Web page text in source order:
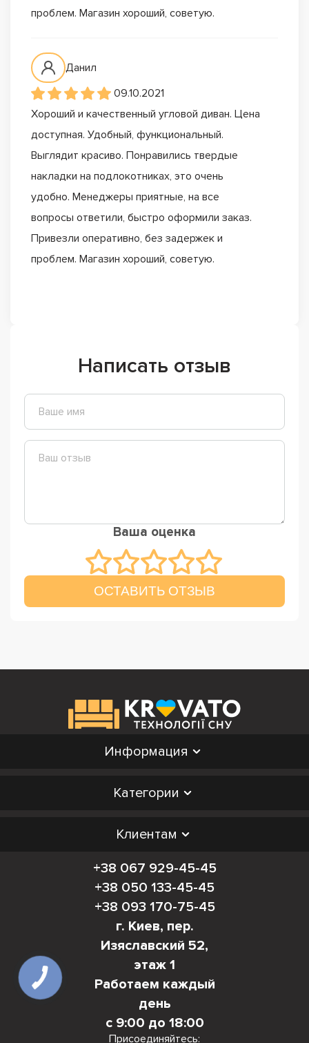
проблем. Магазин хороший, советую.
Данил
09.10.2021
Хороший и качественный угловой диван. Цена
доступная. Удобный, функциональный.
Выглядит красиво. Понравились твердые
накладки на подлокотниках, это очень
удобно. Менеджеры приятные, на все
вопросы ответили, быстро оформили заказ.
Привезли оперативно, без задержек и
проблем. Магазин хороший, советую.
Написать отзыв
Ваша оценка
ОСТАВИТЬ ОТЗЫВ
Информация
Категории
Клиентам
+38 067 929-45-45
+38 050 133-45-45
+38 093 170-75-45
г. Киев, пер.
Изяславский 52,
этаж 1
Работаем каждый
день
с 9:00 до 18:00
Присоединяйтесь: